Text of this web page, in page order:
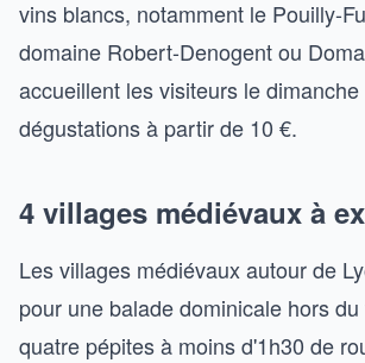
vins blancs, notamment le Pouilly-
domaine Robert-Denogent ou
accueillent les visiteurs le
dégustations à partir de 10 €.
4 villages médiévaux à
Les villages médiévaux autour de
pour une balade dominicale hors
quatre pépites à moins d'1h30 de